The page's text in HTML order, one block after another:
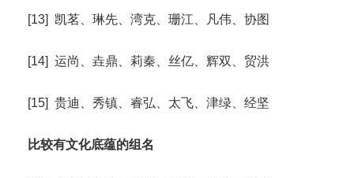
[13] 凯茗、琳先、湾克、珊江、凡伟、协图
[14] 运尚、垚鼎、莉秦、丝亿、辉双、贸洪
[15] 贵迪、秀镇、睿弘、太飞、津绿、经坚
比较有文化底蕴的组名